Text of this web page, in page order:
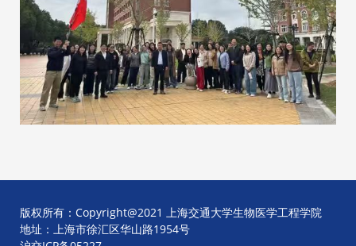
版权所有：Copyright@2021 上海交通大学生物医学工程学院
地址：上海市徐汇区华山路1954号